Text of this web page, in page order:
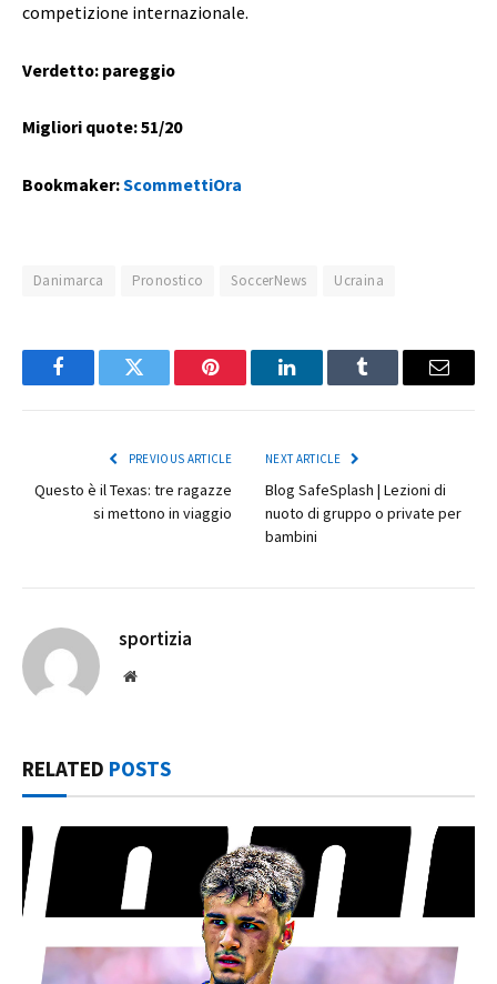
competizione internazionale.
Verdetto: pareggio
Migliori quote: 51/20
Bookmaker:ScommettiOra
Danimarca Pronostico SoccerNews Ucraina
FacebookTwitter Pinterest LinkedInTumblr Email
PREVIOUS ARTICLE
Questo è il Texas: tre ragazze
si mettono in viaggio
NEXT ARTICLE
Blog SafeSplash | Lezioni di
nuoto di gruppo o private per
bambini
sportizia
Website
RELATED POSTS